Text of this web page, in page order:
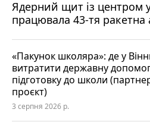
Ядерний щит із центром
працювала 43-тя ракетна
«Пакунок школяра»: де у
витратити державну
підготовку до школи
проєкт)
3 серпня 2026 р.